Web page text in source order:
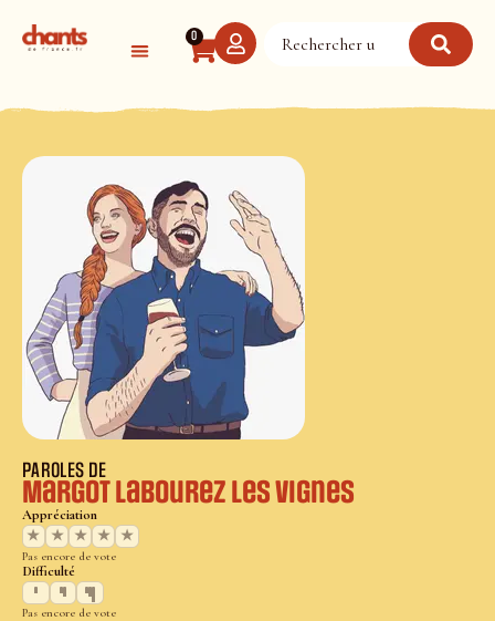
0
PAROLES DE
Margot labourez les vignes
Appréciation
★
★ ★ ★ ★
Pas encore de vote
Difficulté
Pas encore de vote